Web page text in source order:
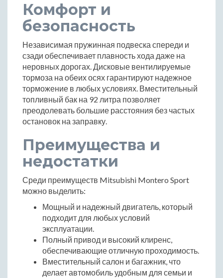
Комфорт и
безопасность
Независимая пружинная подвеска спереди и
сзади обеспечивает плавность хода даже на
неровных дорогах. Дисковые вентилируемые
тормоза на обеих осях гарантируют надежное
торможение в любых условиях. Вместительный
топливный бак на 92 литра позволяет
преодолевать большие расстояния без частых
остановок на заправку.
Преимущества и
недостатки
Среди преимуществ Mitsubishi Montero Sport
можно выделить:
Мощный и надежный двигатель, который
подходит для любых условий
эксплуатации.
Полный привод и высокий клиренс,
обеспечивающие отличную проходимость.
Вместительный салон и багажник, что
делает автомобиль удобным для семьи и